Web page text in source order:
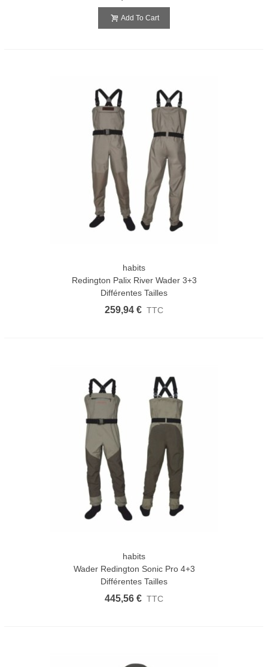
Add To Cart
habits
Redington Palix River Wader 3+3
Différentes Tailles
259,94 € TTC
habits
Wader Redington Sonic Pro 4+3
Différentes Tailles
445,56 € TTC